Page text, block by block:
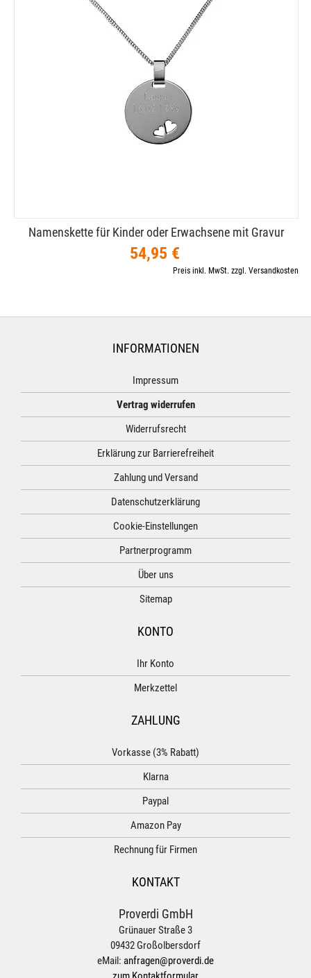
Namenskette für Kinder oder Erwachsene mit Gravur
54,95 €
Preis inkl. MwSt. zzgl. Versandkosten
INFORMATIONEN
Impressum
Vertrag widerrufen
Widerrufsrecht
Erklärung zur Barrierefreiheit
Zahlung und Versand
Datenschutzerklärung
Cookie-Einstellungen
Partnerprogramm
Über uns
Sitemap
KONTO
Ihr Konto
Merkzettel
ZAHLUNG
Vorkasse (3% Rabatt)
Klarna
Paypal
Amazon Pay
Rechnung für Firmen
KONTAKT
Proverdi GmbH
Grünauer Straße 3
09432 Großolbersdorf
eMail: anfragen@proverdi.de